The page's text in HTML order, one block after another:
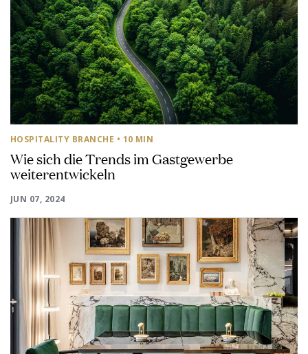
HOSPITALITY BRANCHE • 10 MIN
Wie sich die Trends im Gastgewerbe
weiterentwickeln
JUN 07, 2024